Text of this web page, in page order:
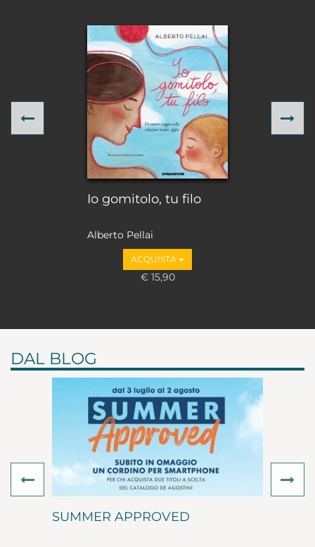
Io gomitolo, tu filo
Alberto Pellai
ACQUISTA
€ 15,90
Previous
DAL BLOG
SUMMER APPROVED
Previous